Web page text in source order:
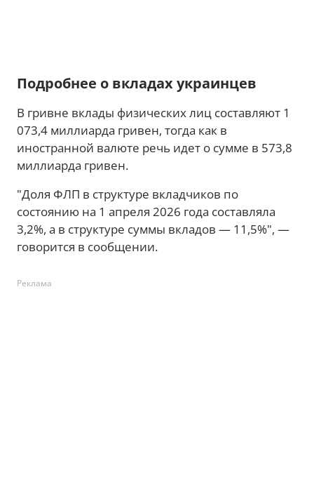
Подробнее о вкладах украинцев
В гривне вклады физических лиц составляют 1
073,4 миллиарда гривен, тогда как в
иностранной валюте речь идет о сумме в 573,8
миллиарда гривен.
"Доля ФЛП в структуре вкладчиков по
состоянию на 1 апреля 2026 года составляла
3,2%, а в структуре суммы вкладов — 11,5%", —
говорится в сообщении.
Реклама